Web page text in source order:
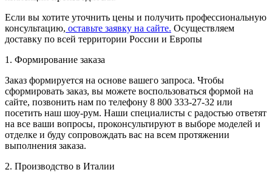
Если вы хотите уточнить цены и получить профессиональную
консультацию, оставьте заявку на сайте. Осуществляем
доставку по всей территории России и Европы
1. Формирование заказа
Заказ формируется на основе вашего запроса. Чтобы
сформировать заказ, вы можете воспользоваться формой на
сайте, позвонить нам по телефону 8 800 333-27-32 или
посетить наш шоу-рум. Наши специалисты с радостью ответят
на все ваши вопросы, проконсультируют в выборе моделей и
отделке и буду сопровождать вас на всем протяжении
выполнения заказа.
2. Производство в Италии